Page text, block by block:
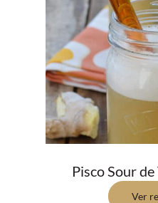
Pisco Sour
Ver